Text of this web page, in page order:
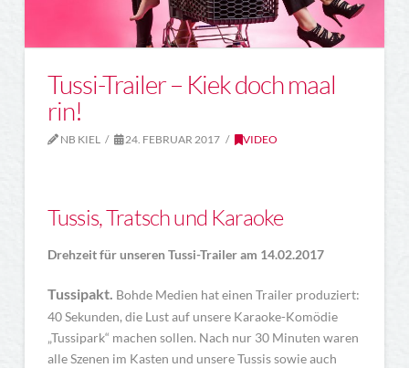
Tussi-Trailer – Kiek doch maal
rin!
NB KIEL 24. FEBRUAR 2017 VIDEO
Tussis, Tratsch und Karaoke
Drehzeit für unseren Tussi-Trailer am 14.02.2017
Tussipakt. Bohde Medien hat einen Trailer produziert:
40 Sekunden, die Lust auf unsere Karaoke-Komödie
„Tussipark“ machen sollen. Nach nur 30 Minuten waren
alle Szenen im Kasten und unsere Tussis sowie auch